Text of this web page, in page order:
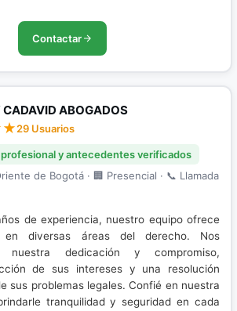
Contactar
CADAVID ABOGADOS
29 Usuarios
y antecedentes verificados
de Bogotá · 🏢 Presencial · 📞 Llamada
de experiencia, nuestro equipo ofrece
en diversas áreas del derecho. Nos
nuestra dedicación y compromiso,
de sus intereses y una resolución
sus problemas legales. Confié en nuestra
tranquilidad y seguridad en cada